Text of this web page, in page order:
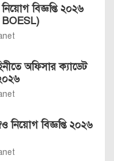
বিজ্ঞপ্তি ২০২৬
BOESL)
অফিসার ক্যাডেট
নিয়োগ বিজ্ঞপ্তি ২০২৬